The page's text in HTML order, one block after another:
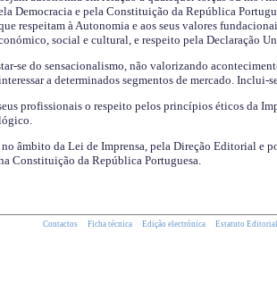
Democracia e pela Constituição da República
respeitam à Autonomia e aos seus valores
social e cultural, e respeito pela Declaração
se do sensacionalismo, não valorizando
a determinados segmentos de mercado.
profissionais o respeito pelos princípios éticos da
no âmbito da Lei de Imprensa, pela Direção Editorial e
Constituição da República Portuguesa.
Contactos Ficha técnica Edição electrónica Estatuto Editorial